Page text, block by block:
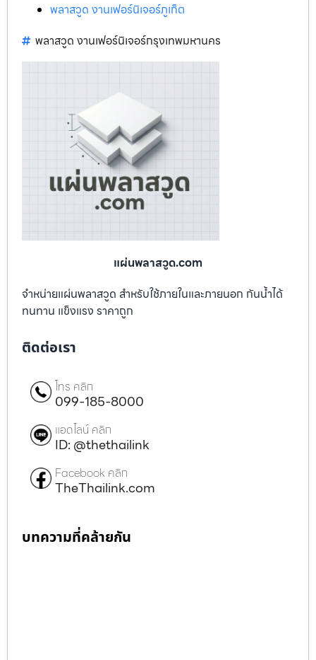
พลาสวูด งานเฟอร์นิเจอร์ภูเก็ต
พลาสวูด งานเฟอร์นิเจอร์กรุงเทพมหานคร
แผ่นพลาสวูด.com
จำหน่ายแผ่นพลาสวูด สำหรับใช้ภายในและภายนอก กันน้ำได้
ทนทาน แข็งแรง ราคาถูก
ติดต่อเรา
โทร คลิก
099-185-8000
แอดไลน์ คลิก
ID: @thethailink
Facebook คลิก
TheThailink.com
บทความที่คล้ายกัน